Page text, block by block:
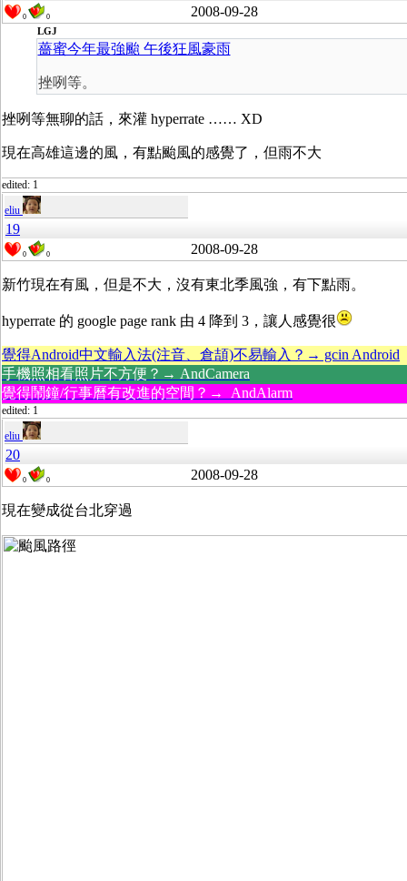
0 0 2008-09-28
LGJ
薔蜜今年最強颱 午後狂風豪雨
挫咧等。
挫咧等無聊的話，來灌 hyperrate …… XD
現在高雄這邊的風，有點颱風的感覺了，但雨不大
edited: 1
eliu
19
0 0 2008-09-28
新竹現在有風，但是不大，沒有東北季風強，有下點雨。
hyperrate 的 google page rank 由 4 降到 3，讓人感覺很
覺得Android中文輸入法(注音、倉頡)不易輸入？→ gcin Android
手機照相看照片不方便？→ AndCamera
覺得鬧鐘/行事曆有改進的空間？→ AndAlarm
edited: 1
eliu
20
0 0 2008-09-28
現在變成從台北穿過